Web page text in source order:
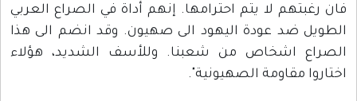
فان رغبتهم لا يتم احترامها. إنهم أداة في الصراع العربي
الطويل ضد عودة اليهود الى صهيون. وقد انضم الى هذا
الصراع اشخاص من شعبنا. وللأسف الشديد، هؤلاء
اختاروا مقاومة الصهيونية".